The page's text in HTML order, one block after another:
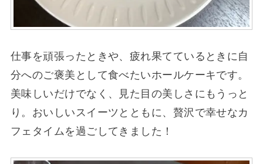
仕事を頑張ったときや、疲れ果てているときに自
分へのご褒美として食べたいホールケーキです。
美味しいだけでなく、見た目の美しさにもうっと
り。おいしいスイーツとともに、贅沢で幸せなカ
フェタイムを過ごしてきました！